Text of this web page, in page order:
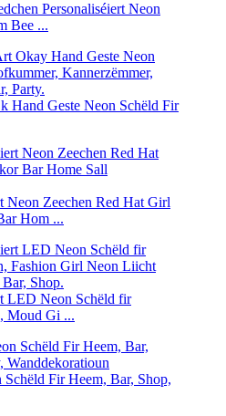
Personaliséiert Neon
Bee ...
Hand Geste Neon Schëld Fir
Neon Zeechen Red Hat Girl
Hom ...
LED Neon Schëld fir
Moud Gi ...
Fir Heem, Bar, Shop,